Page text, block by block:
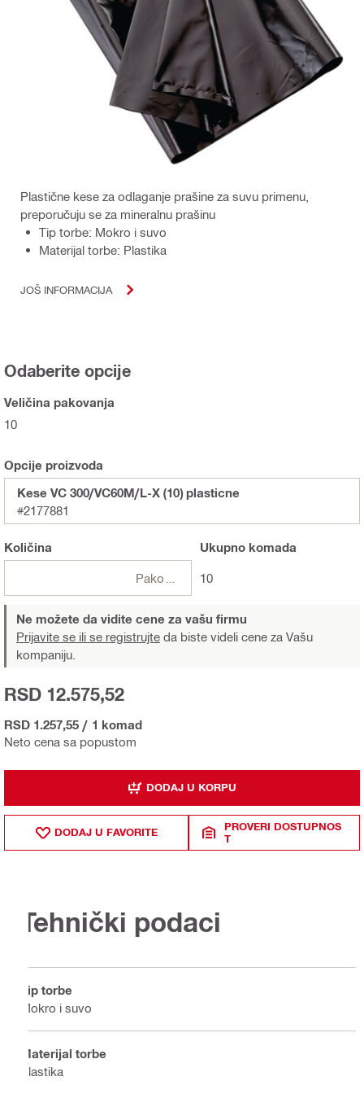
Plastične kese za odlaganje prašine za suvu primenu,
preporučuju se za mineralnu prašinu
Tip torbe: Mokro i suvo
Materijal torbe: Plastika
JOŠ INFORMACIJA
Odaberite opcije
Veličina pakovanja
10
Opcije proizvoda
Kese VC 300/VC60M/L-X (10) plasticne
#2177881
Količina Ukupnokomada
10
Ne možete da vidite cene za vašu firmu
Prijavite se ili se registrujte da biste videli cene za Vašu
kompaniju.
Neto cena sa popustom
RSD 12.575,52
RSD 1.257,55 / 1 komad
DODAJ U KORPU
DODAJ U FAVORITE
PROVERI DOSTUPNOS
T
Tehnički podaci
Tip torbe
Mokro i suvo
Materijal torbe
Plastika